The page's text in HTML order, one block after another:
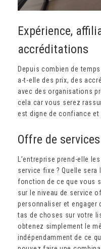
Expérience,
accréditations
Depuis combien de
a-t-elle des prix, des
avec des organisations
cela car vous serez
est digne de confiance et
Offre de services
L’entreprise prend-elle
service fixe ? Quelle sera
fonction de ce que vous
sur le niveau de service
personnaliser et engager
tas de choses sur votre
obtenez simplement le
indépendamment de ce